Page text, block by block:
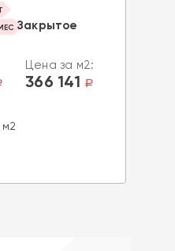
Закрытое
Цена за м2:
366 141 a